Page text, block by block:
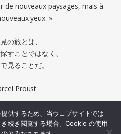
de nouveaux paysages, mais à
yeux. »
の旅とは、
すことではなく、
見ることだ。
Proust
供するため、当ウェブサイトでは
続き閲覧する場合、Cookie の使用